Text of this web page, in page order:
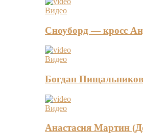
Видео
Сноуборд — кросс
Видео
Богдан Пищальников
Видео
Анастасия Мартин